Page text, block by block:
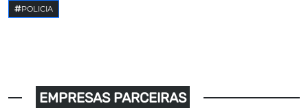
POLICIA
EMPRESAS PARCEIRAS